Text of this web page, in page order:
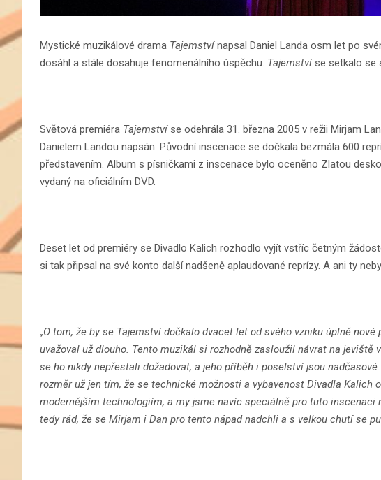
Mystické muzikálové drama Tajemstvínapsal Daniel Landa osm let po
dosáhl a stále dosahuje fenomenálního úspěchu. Tajemstvíse setkalo se
Světová premiéra Tajemstvíse odehrála 31. března 2005 v režii Mirjam
Danielem Landou napsán. Původní inscenace se dočkala bezmála 600
představením. Album s písničkami z inscenace bylo oceněno Zlatou
vydaný na oficiálním DVD.
Deset let od premiéry se Divadlo Kalich rozhodlo vyjít vstříc četným
si tak připsal na své konto další nadšeně aplaudované reprízy. A ani ty
„O tom, že by se Tajemství dočkalo dvacet let od svého vzniku úplně nové
uvažoval už dlouho. Tento muzikál si rozhodně zasloužil návrat na
se ho nikdy nepřestali dožadovat, a jeho příběh i poselství jsou
rozměr už jen tím, že se technické možnosti a vybavenost Divadla Kalich
modernějším technologiím, a my jsme navíc speciálně pro tuto inscenaci
tedy rád, že se Mirjam i Dan pro tento nápad nadchli a s velkou chutí se